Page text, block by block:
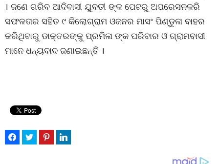
। ଜଣେ ଗରିବ ଆଦିବାସୀ ଯୁବତୀ ଙ୍କ ପେଟରୁ ଅପରେସନକରି
ସଫଳତାର ସହିତ ୯ କିଲୋଗ୍ରାମ ଓଜନର ମାସଂ ପିଣ୍ଡୁଳା ବାହର
କରିଥିବାରୁ ଡାକ୍ତରଙ୍କୁ ପ୍ରମିଳା ଙ୍କ ପରିବାର ଓ ଗ୍ରାମବାସୀ
ମାନେ ଧନ୍ୟବାଦ ଜଣାଇଛନ୍ତି ।